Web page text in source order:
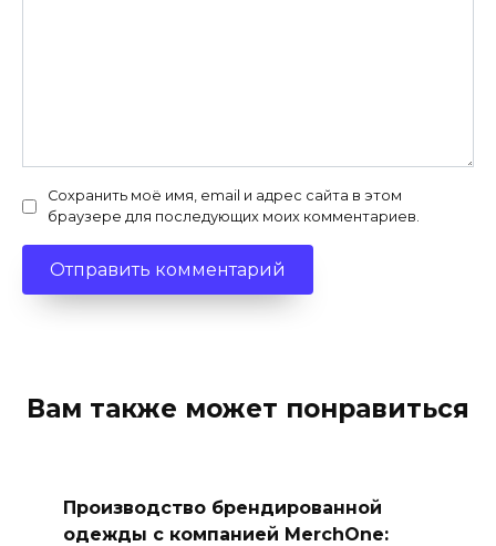
Сохранить моё имя, email и адрес сайта в этом
браузере для последующих моих комментариев.
Вам также может понравиться
Производство брендированной
одежды с компанией MerchOne: